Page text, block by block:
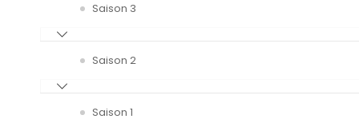
Saison 3
Saison 2
Saison 1